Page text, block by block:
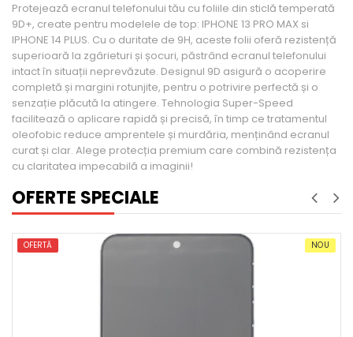
Protejează ecranul telefonului tău cu foliile din sticlă temperată
9D+, create pentru modelele de top: IPHONE 13 PRO MAX si
IPHONE 14 PLUS. Cu o duritate de 9H, aceste folii oferă rezistență
superioară la zgârieturi și șocuri, păstrând ecranul telefonului
intact în situații neprevăzute. Designul 9D asigură o acoperire
completă și margini rotunjite, pentru o potrivire perfectă și o
senzație plăcută la atingere. Tehnologia Super-Speed
facilitează o aplicare rapidă și precisă, în timp ce tratamentul
oleofobic reduce amprentele și murdăria, menținând ecranul
curat și clar. Alege protecția premium care combină rezistența
cu claritatea impecabilă a imaginii!
OFERTE SPECIALE
NOU OFERTĂ